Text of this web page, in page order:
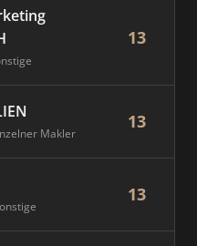
13
Makler
13
13